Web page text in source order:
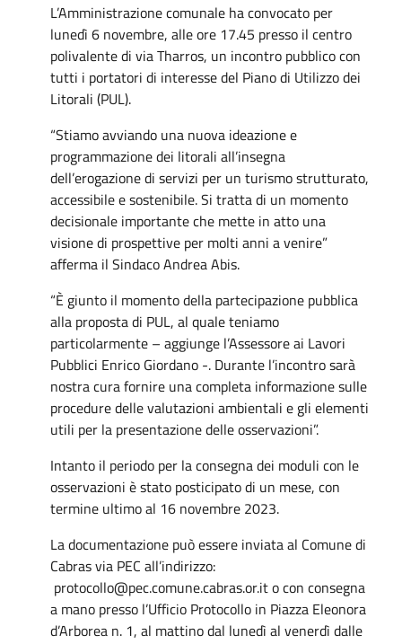
L’Amministrazione comunale ha convocato per
lunedì 6 novembre, alle ore 17.45 presso il centro
polivalente di via Tharros, un incontro pubblico con
tutti i portatori di interesse del Piano di Utilizzo dei
Litorali (PUL).
“Stiamo avviando una nuova ideazione e
programmazione dei litorali all’insegna
dell’erogazione di servizi per un turismo strutturato,
accessibile e sostenibile. Si tratta di un momento
decisionale importante che mette in atto una
visione di prospettive per molti anni a venire”
afferma il Sindaco Andrea Abis.
“È giunto il momento della partecipazione pubblica
alla proposta di PUL, al quale teniamo
particolarmente – aggiunge l’Assessore ai Lavori
Pubblici Enrico Giordano -. Durante l’incontro sarà
nostra cura fornire una completa informazione sulle
procedure delle valutazioni ambientali e gli elementi
utili per la presentazione delle osservazioni”.
Intanto il periodo per la consegna dei moduli con le
osservazioni è stato posticipato di un mese, con
termine ultimo al 16 novembre 2023.
La documentazione può essere inviata al Comune di
Cabras via PEC all’indirizzo:
protocollo@pec.comune.cabras.or.it o con consegna
a mano presso l’Ufficio Protocollo in Piazza Eleonora
d’Arborea n. 1, al mattino dal lunedì al venerdì dalle